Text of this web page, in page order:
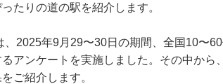
たりの道の駅を紹介します。
2025年9月29〜30日の期間、全国10〜
アンケートを実施しました。その中から
ご紹介します。